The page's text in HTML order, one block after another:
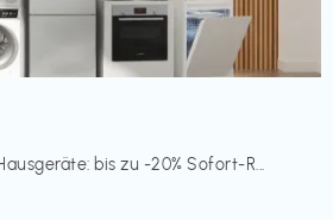
bis zu -20% Sofort-R...